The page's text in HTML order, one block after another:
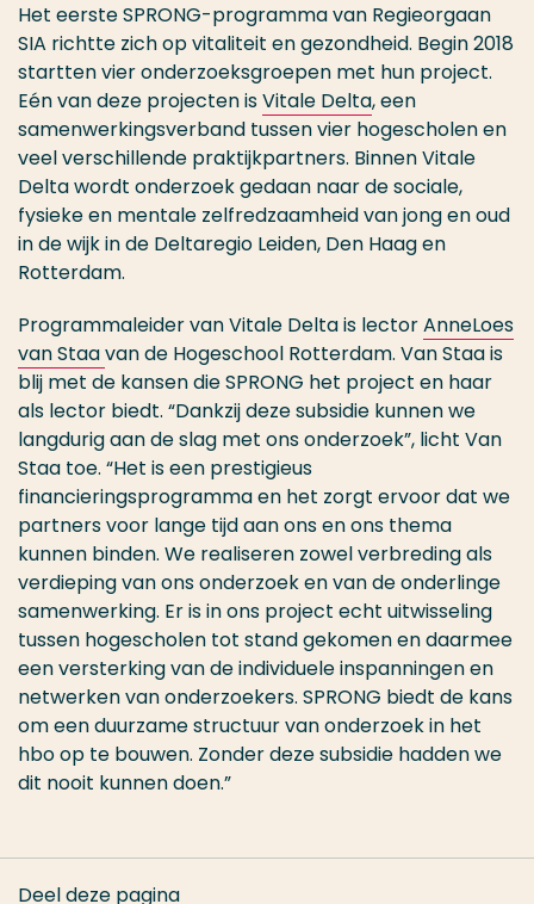
Het eerste SPRONG-programma van Regieorgaan
SIA richtte zich op vitaliteit en gezondheid. Begin 2018
startten vier onderzoeksgroepen met hun project.
Eén van deze projecten isVitale Delta, een
samenwerkingsverband tussen vier hogescholen en
veel verschillende praktijkpartners. Binnen Vitale
Delta wordt onderzoek gedaan naar de sociale,
fysieke en mentale zelfredzaamheid van jong en oud
in de wijk in de Deltaregio Leiden, Den Haag en
Rotterdam.
Programmaleider van Vitale Delta is lectorAnneLoes
van Staavan de Hogeschool Rotterdam. Van Staa is
blij met de kansen die SPRONG het project en haar
als lector biedt. “Dankzij deze subsidie kunnen we
langdurig aan de slag met ons onderzoek”, licht Van
Staa toe. “Het is een prestigieus
financieringsprogramma en het zorgt ervoor dat we
partners voor lange tijd aan ons en ons thema
kunnen binden. We realiseren zowel verbreding als
verdieping van ons onderzoek en van de onderlinge
samenwerking. Er is in ons project echt uitwisseling
tussen hogescholen tot stand gekomen en daarmee
een versterking van de individuele inspanningen en
netwerken van onderzoekers. SPRONG biedt de kans
om een duurzame structuur van onderzoek in het
hbo op te bouwen. Zonder deze subsidie hadden we
dit nooit kunnen doen.”
Deel deze pagina